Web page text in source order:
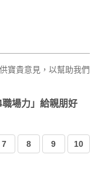
寶貴意見，以幫助我們
場力」給親朋好
7 8 9 10